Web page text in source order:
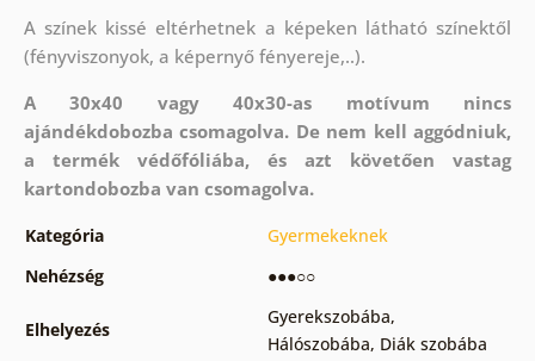
A színek kissé eltérhetnek a képeken látható színektől
(fényviszonyok, a képernyő fényereje,..).
A 30x40 vagy 40x30-as motívum nincs
ajándékdobozba csomagolva. De nem kell aggódniuk,
a termék védőfóliába, és azt követően vastag
kartondobozba van csomagolva.
Kategória
Gyermekeknek
Nehézség
●●●○○
Elhelyezés
Gyerekszobába,
Hálószobába, Diák szobába